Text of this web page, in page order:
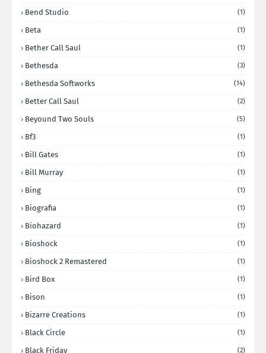
Bend Studio (1)
Beta (1)
Bether Call Saul (1)
Bethesda (3)
Bethesda Softworks (14)
Better Call Saul (2)
Beyound Two Souls (5)
Bf3 (1)
Bill Gates (1)
Bill Murray (1)
Bing (1)
Biografia (1)
Biohazard (1)
Bioshock (1)
Bioshock 2 Remastered (1)
Bird Box (1)
Bison (1)
Bizarre Creations (1)
Black Circle (1)
Black Friday (2)